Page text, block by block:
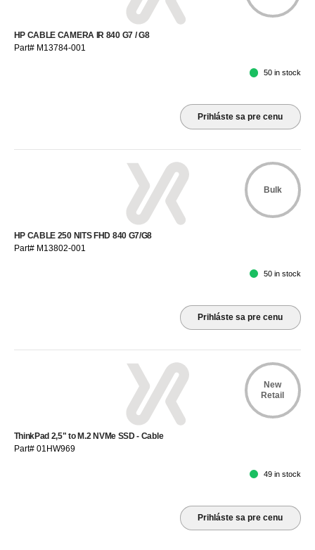
HP CABLE CAMERA IR 840 G7 / G8
Part# M13784-001
50 in stock
Prihláste sa pre cenu
Bulk
HP CABLE 250 NITS FHD 840 G7/G8
Part# M13802-001
50 in stock
Prihláste sa pre cenu
New
Retail
ThinkPad 2,5" to M.2 NVMe SSD - Cable
Part# 01HW969
49 in stock
Prihláste sa pre cenu